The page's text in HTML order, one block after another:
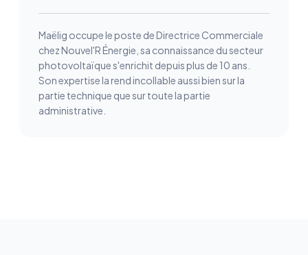
Maëlig occupe le poste de Directrice Commerciale
chez Nouvel'R Énergie, sa connaissance du secteur
photovoltaïque s'enrichit depuis plus de 10 ans.
Son expertise la rend incollable aussi bien sur la
partie technique que sur toute la partie
administrative.